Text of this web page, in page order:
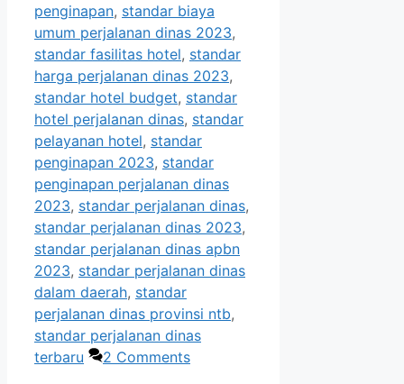
penginapan, standar biaya
umum perjalanan dinas 2023,
standar fasilitas hotel, standar
harga perjalanan dinas 2023,
standar hotel budget, standar
hotel perjalanan dinas, standar
pelayanan hotel, standar
penginapan 2023, standar
penginapan perjalanan dinas
2023, standar perjalanan dinas,
standar perjalanan dinas 2023,
standar perjalanan dinas apbn
2023, standar perjalanan dinas
dalam daerah, standar
perjalanan dinas provinsi ntb,
standar perjalanan dinas
terbaru
2 Comments